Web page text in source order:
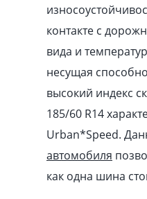
контакте с
вида и
несущая
высокий индекс
185/60 R14
Urban*Speed.
автомобиля
как одна шина